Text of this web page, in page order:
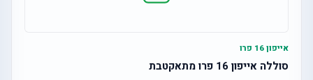
אייפון 16 פרו
סוללה אייפון 16 פרו מתאקטבת